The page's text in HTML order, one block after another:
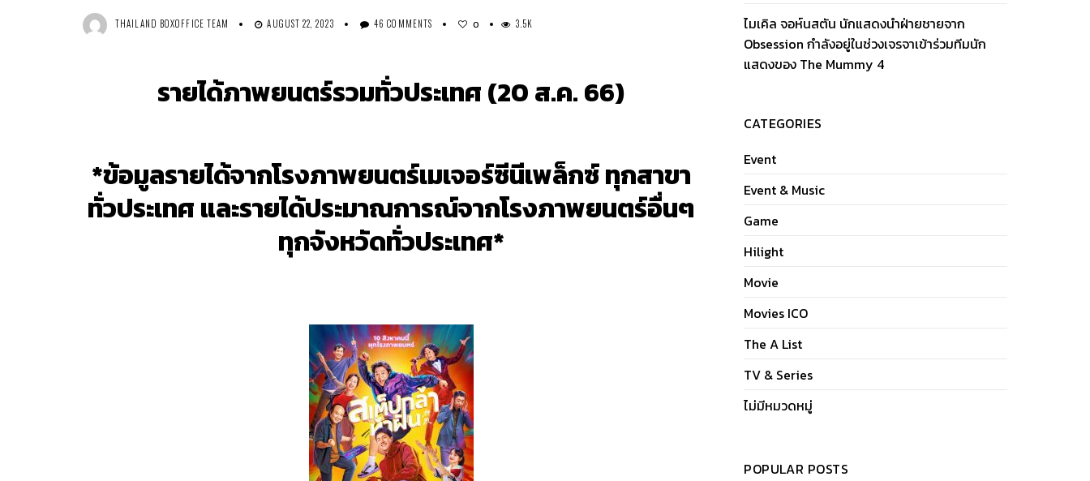
THAILAND BOXOFFICE TEAM AUGUST 22, 2023 46 COMMENTS 0 3.5K
รายได้ภาพยนตร์รวมทั่วประเทศ (20 ส.ค. 66)
*ข้อมูลรายได้จากโรงภาพยนตร์เมเจอร์ซีนีเพล็กซ์ ทุกสาขา
ทั่วประเทศ และรายได้ประมาณการณ์จากโรงภาพยนตร์อื่นๆ
ทุกจังหวัดทั่วประเทศ*
ไมเคิล จอห์นสตัน นักแสดงนำฝ่ายชายจาก
Obsession กำลังอยู่ในช่วงเจรจาเข้าร่วมทีมนัก
แสดงของ The Mummy 4
CATEGORIES
Event
Event & Music
Game
Hilight
Movie
Movies ICO
The A List
TV & Series
ไม่มีหมวดหมู่
POPULAR POSTS